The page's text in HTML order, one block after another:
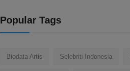
Popular Tags
Biodata Artis Selebriti Indonesia